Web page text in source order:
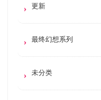
更新
最终幻想系列
未分类